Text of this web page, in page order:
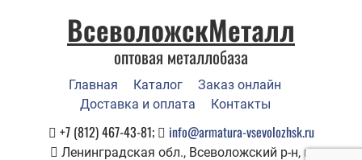
ВсеволожскМеталл
оптовая металлобаза
Главная Каталог
Заказ онлайн
Доставка и оплата
Контакты
+7 (812) 467-43-81; info@armatura-vsevolozhsk.ru
Ленинградская обл., Всеволожский р-н, г.